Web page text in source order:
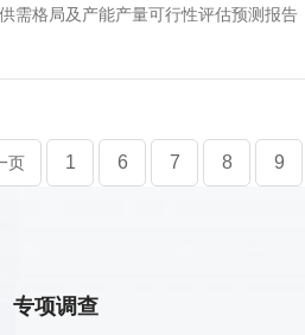
需格局及产能产量可行性评估预测报
页 1 6 7 8 9
专项调查